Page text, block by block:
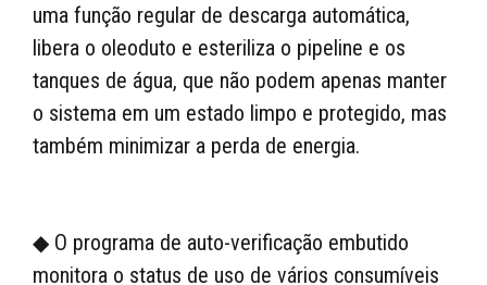
uma função regular de descarga automática,
libera o oleoduto e esteriliza o pipeline e os
tanques de água, que não podem apenas manter
o sistema em um estado limpo e protegido, mas
também minimizar a perda de energia.
◆ O programa de auto-verificação embutido
monitora o status de uso de vários consumíveis